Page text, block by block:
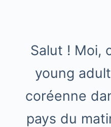
Salut ! Moi,
young
coréenne
pays du